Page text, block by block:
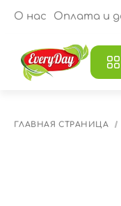
О нас Оплата и
ГЛАВНАЯ СТРАНИЦА